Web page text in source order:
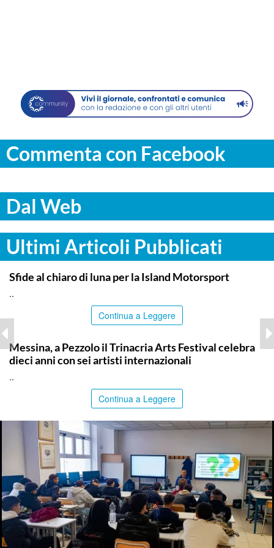
Commenta con Facebook
Dal Web
Ultimi Articoli Pubblicati
COMMUNITY
Sfide al chiaro di luna per la Island Motorsport
..
Continua a Leggere
COMMUNITY
Messina, a Pezzolo il Trinacria Arts Festival celebra
dieci anni con sei artisti internazionali
..
Continua a Leggere